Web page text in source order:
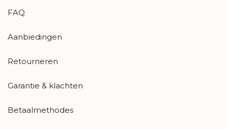
FAQ
Aanbiedingen
Retourneren
Garantie & klachten
Betaalmethodes